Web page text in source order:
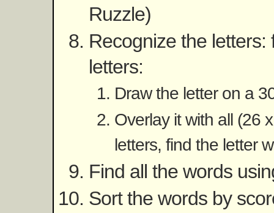
Ruzzle)
Recognize the
letters:
Draw the letter on a
Overlay it with all (26
letters, find the letter
Find all the words
Sort the words by